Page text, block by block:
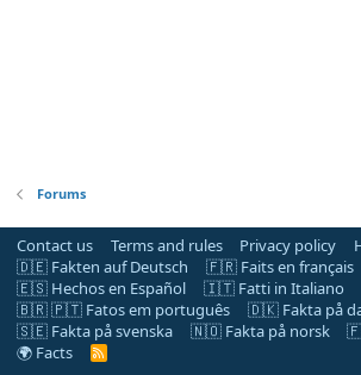
Forums
Contact us Terms and rules Privacy policy
🇩🇪 Fakten auf Deutsch
🇫🇷 Faits en français
🇪🇸 Hechos en Español
🇮🇹 Fatti in Italiano
🇧🇷 🇵🇹 Fatos em português
🇩🇰 Fakta på
🇸🇪 Fakta på svenska
🇳🇴 Fakta på norsk
🌍 Facts
R